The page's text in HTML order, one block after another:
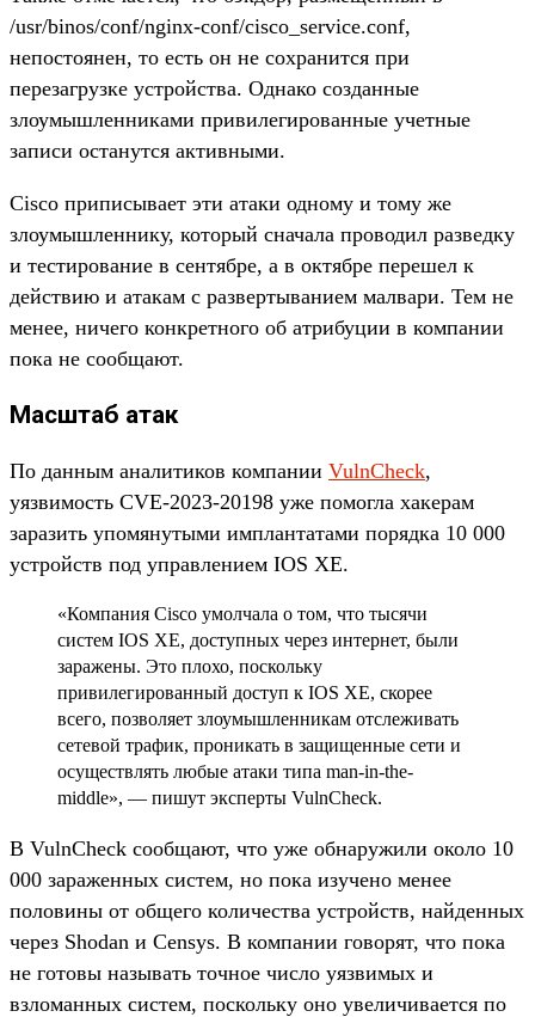
/usr/binos/conf/nginx-conf/cisco_service.conf,
непостоянен, то есть он не сохранится при
перезагрузке устройства. Однако созданные
злоумышленниками привилегированные учетные
записи останутся активными.
Cisco приписывает эти атаки одному и тому же
злоумышленнику, который сначала проводил разведку
и тестирование в сентябре, а в октябре перешел к
действию и атакам с развертыванием малвари. Тем не
менее, ничего конкретного об атрибуции в компании
пока не сообщают.
Масштаб атак
По данным аналитиков компании VulnCheck,
уязвимость CVE-2023-20198 уже помогла хакерам
заразить упомянутыми имплантатами порядка 10 000
устройств под управлением IOS XE.
«Компания Cisco умолчала о том, что тысячи
систем IOS XE, доступных через интернет, были
заражены. Это плохо, поскольку
привилегированный доступ к IOS XE, скорее
всего, позволяет злоумышленникам отслеживать
сетевой трафик, проникать в защищенные сети и
осуществлять любые атаки типа man-in-the-
middle», — пишут эксперты VulnCheck.
В VulnCheck сообщают, что уже обнаружили около 10
000 зараженных систем, но пока изучено менее
половины от общего количества устройств, найденных
через Shodan и Censys. В компании говорят, что пока
не готовы называть точное число уязвимых и
взломанных систем, поскольку оно увеличивается по